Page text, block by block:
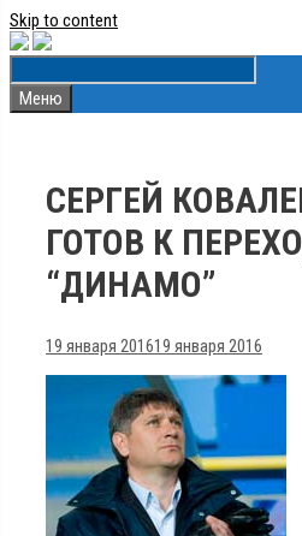
Skip to content
Меню
СЕРГЕЙ
ГОТОВ К
“ДИНАМО”
19 января 201619 января 2016